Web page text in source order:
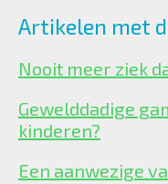
Artikelen met
Nooit meer ziek
Gewelddadige
kinderen?
Een aanwezige